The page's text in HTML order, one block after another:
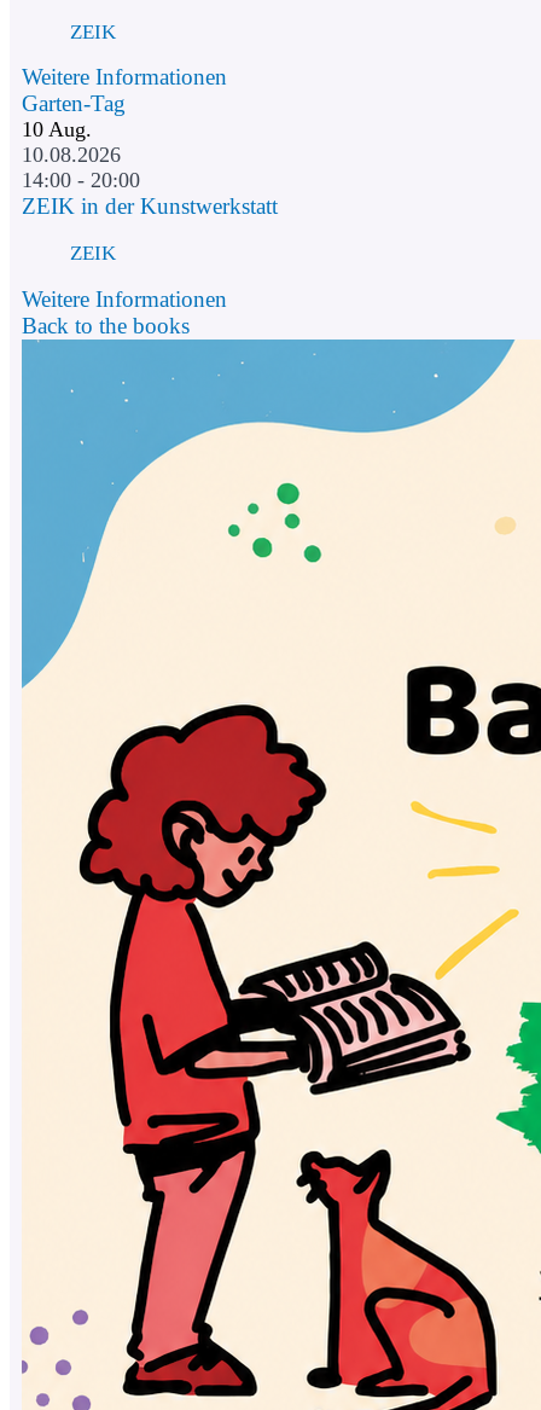
ZEIK
Weitere Informationen
Garten-Tag
10 Aug.
10.08.2026
14:00 - 20:00
ZEIK in der Kunstwerkstatt
ZEIK
Weitere Informationen
Back to the books